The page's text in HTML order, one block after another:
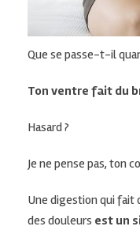
Que se passe-t-il
Ton ventre fait du
Hasard ?
Je ne pense pas, ton
Une digestion qui fait
des douleurs est un